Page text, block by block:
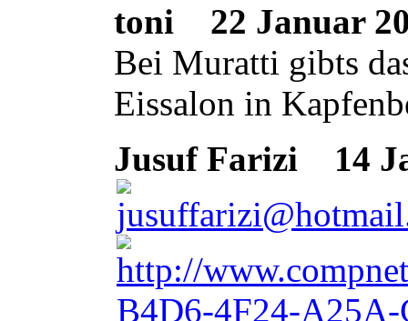
toni
22 Januar
Bei Muratti gibts
Eissalon in
Jusuf Farizi
14